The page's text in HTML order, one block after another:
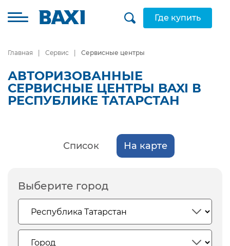
Где купить
Главная Сервис Сервисные центры
АВТОРИЗОВАННЫЕ
СЕРВИСНЫЕ ЦЕНТРЫ BAXI В
РЕСПУБЛИКЕ ТАТАРСТАН
Список На карте
Выберите город